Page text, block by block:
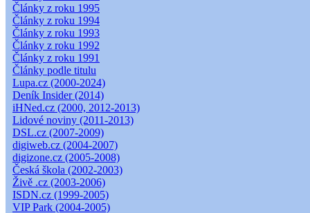
Články z roku 1995
Články z roku 1994
Články z roku 1993
Články z roku 1992
Články z roku 1991
Články podle titulu
Lupa.cz (2000-2024)
Deník Insider (2014)
iHNed.cz (2000, 2012-2013)
Lidové noviny (2011-2013)
DSL.cz (2007-2009)
digiweb.cz (2004-2007)
digizone.cz (2005-2008)
Česká škola (2002-2003)
Živě .cz (2003-2006)
ISDN.cz (1999-2005)
VIP Park (2004-2005)